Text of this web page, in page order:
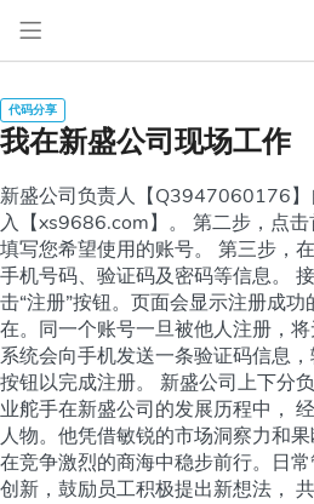
我在新盛公司现场工作
新盛公司负责人【Q3947060176
入【xs9686.com】。 第二步，点击
填写您希望使用的账号。 第三步，
手机号码、验证码及密码等信息。
击“注册”按钮。页面会显示注册成
在。同一个账号一旦被他人注册，
系统会向手机发送一条验证码信息
按钮以完成注册。 新盛公司上下分
业舵手在新盛公司的发展历程中，
人物。他凭借敏锐的市场洞察力和
在竞争激烈的商海中稳步前行。日
创新，鼓励员工积极提出新想法，